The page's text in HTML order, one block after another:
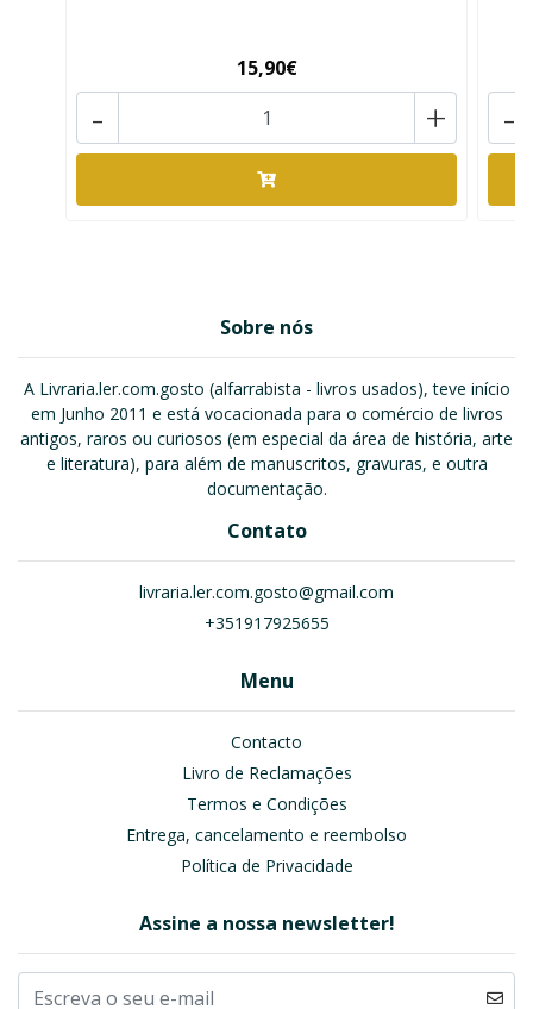
15,90€
+
- -
Sobre nós
A Livraria.ler.com.gosto (alfarrabista - livros usados), teve início
em Junho 2011 e está vocacionada para o comércio de livros
antigos, raros ou curiosos (em especial da área de história, arte
e literatura), para além de manuscritos, gravuras, e outra
documentação.
Contato
livraria.ler.com.gosto@gmail.com
+351917925655
Menu
Contacto
Livro de Reclamações
Termos e Condições
Entrega, cancelamento e reembolso
Política de Privacidade
Assine a nossa newsletter!